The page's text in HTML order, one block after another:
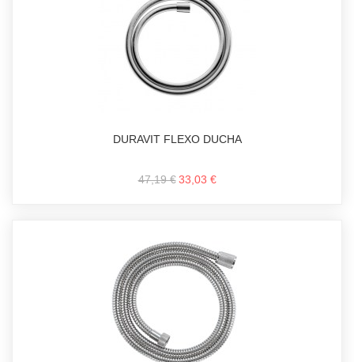
DURAVIT FLEXO DUCHA
47,19 € 33,03 €